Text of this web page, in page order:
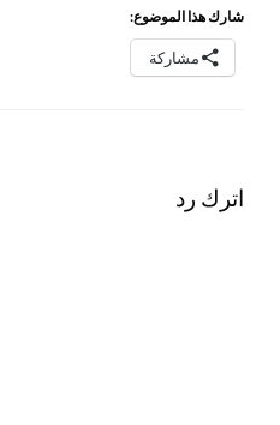
شارك هذا الموضوع:
مشاركة
اترك رد